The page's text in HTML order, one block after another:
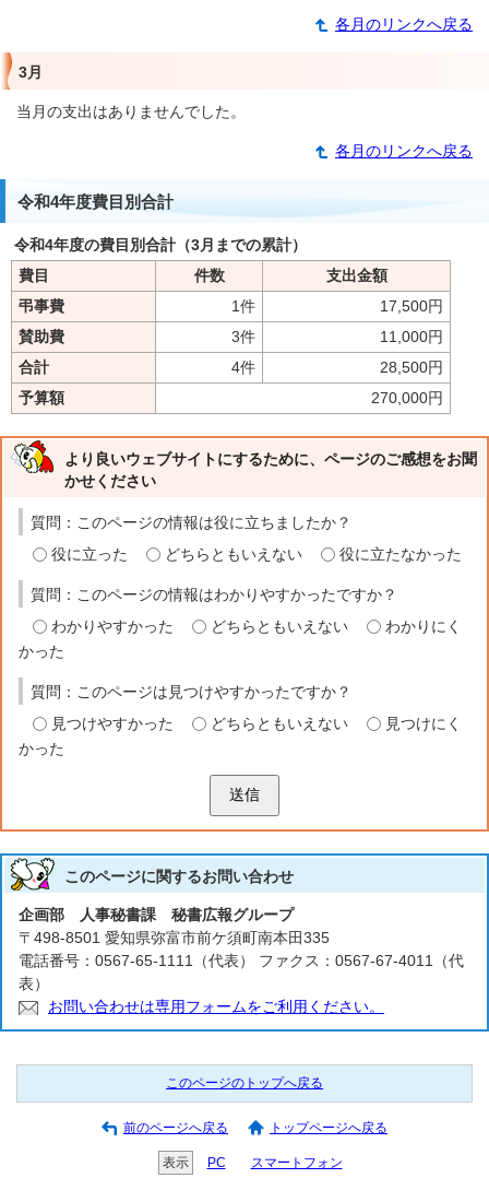
各月のリンクへ戻る
3月
当月の支出はありませんでした。
各月のリンクへ戻る
令和4年度費目別合計
令和4年度の費目別合計（3月までの累計）
費目
件数
支出金額
弔事費
1件
17,500円
賛助費
3件
11,000円
合計
4件
28,500円
予算額
270,000円
より良いウェブサイトにするために、ページのご感想をお聞
かせください
質問：このページの情報は役に立ちましたか？
役に立った
どちらともいえない 役に立たなかった
質問：このページの情報はわかりやすかったですか？
わかりやすかった
どちらともいえない
わかりにく
かった
質問：このページは見つけやすかったですか？
見つけやすかった
どちらともいえない
見つけにく
かった
送信
このページに関するお問い合わせ
企画部 人事秘書課 秘書広報グループ
〒498-8501 愛知県弥富市前ケ須町南本田335
電話番号：0567-65-1111（代表） ファクス：0567-67-4011（代
表）
お問い合わせは専用フォームをご利用ください。
このページのトップへ戻る
前のページへ戻る トップページへ戻る
表示 PC スマートフォン